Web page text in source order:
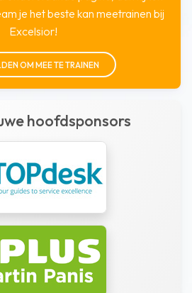
je het beste kan meetrainen bij
Excelsior!
OM MEE TE TRAINEN
hoofdsponsors